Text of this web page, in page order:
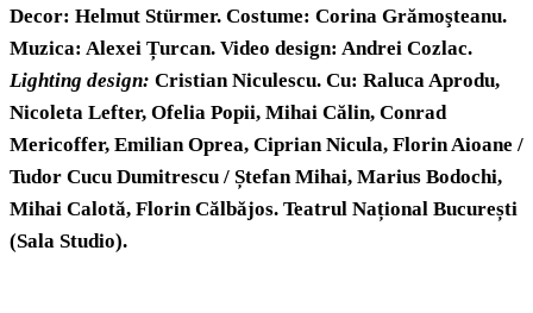
Decor: Helmut Stürmer. Costume: Corina Grămoşteanu.
Muzica: Alexei Țurcan. Video design: Andrei Cozlac.
Lighting design: Cristian Niculescu. Cu: Raluca Aprodu,
Nicoleta Lefter, Ofelia Popii, Mihai Călin, Conrad
Mericoffer, Emilian Oprea, Ciprian Nicula, Florin Aioane /
Tudor Cucu Dumitrescu / Ștefan Mihai, Marius Bodochi,
Mihai Calotă, Florin Călbăjos. Teatrul Național București
(Sala Studio).